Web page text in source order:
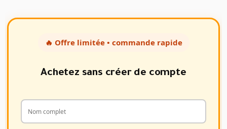
🔥 Offre limitée • commande rapide
Achetez sans créer de compte